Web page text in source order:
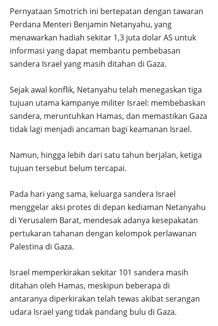
Pernyataan Smotrich ini bertepatan dengan tawaran
Perdana Menteri Benjamin Netanyahu, yang
menawarkan hadiah sekitar 1,3 juta dolar AS untuk
informasi yang dapat membantu pembebasan
sandera Israel yang masih ditahan di Gaza.
Sejak awal konflik, Netanyahu telah menegaskan tiga
tujuan utama kampanye militer Israel: membebaskan
sandera, meruntuhkan Hamas, dan memastikan Gaza
tidak lagi menjadi ancaman bagi keamanan Israel.
Namun, hingga lebih dari satu tahun berjalan, ketiga
tujuan tersebut belum tercapai.
Pada hari yang sama, keluarga sandera Israel
menggelar aksi protes di depan kediaman Netanyahu
di Yerusalem Barat, mendesak adanya kesepakatan
pertukaran tahanan dengan kelompok perlawanan
Palestina di Gaza.
Israel memperkirakan sekitar 101 sandera masih
ditahan oleh Hamas, meskipun beberapa di
antaranya diperkirakan telah tewas akibat serangan
udara Israel yang tidak pandang bulu di Gaza.